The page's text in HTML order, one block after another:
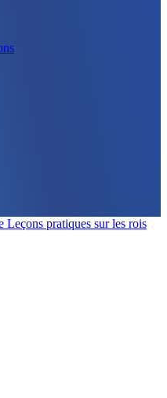
Leçons pratiques sur les rois